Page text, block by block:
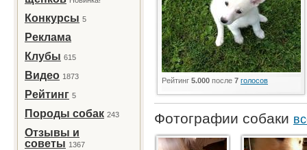
Конкурсы 5
Реклама
Клубы 615
Видео 1873
Рейтинг 5
Породы собак 243
Отзывы и
советы 1367
Рейтинг 5.000 после 7 голосов
Фотографии собаки